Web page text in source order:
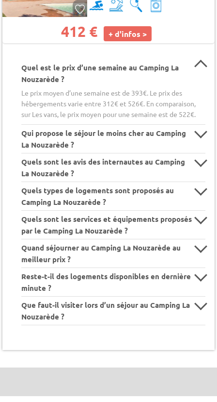
412 € + d'infos >
Quel est le prix d’une semaine au Camping La
Nouzarède ?
Le prix moyen d’une semaine est de 393€. Le prix des
hébergements varie entre 312€ et 526€. En comparaison,
sur Les vans, le prix moyen pour une semaine est de 522€.
Qui propose le séjour le moins cher au Camping
La Nouzarède ?
Quels sont les avis des internautes au Camping
La Nouzarède ?
Quels types de logements sont proposés au
Camping La Nouzarède ?
Quels sont les services et équipements proposés
par le Camping La Nouzarède ?
Quand séjourner au Camping La Nouzarède au
meilleur prix ?
Reste-t-il des logements disponibles en dernière
minute ?
Que faut-il visiter lors d’un séjour au Camping La
Nouzarède ?